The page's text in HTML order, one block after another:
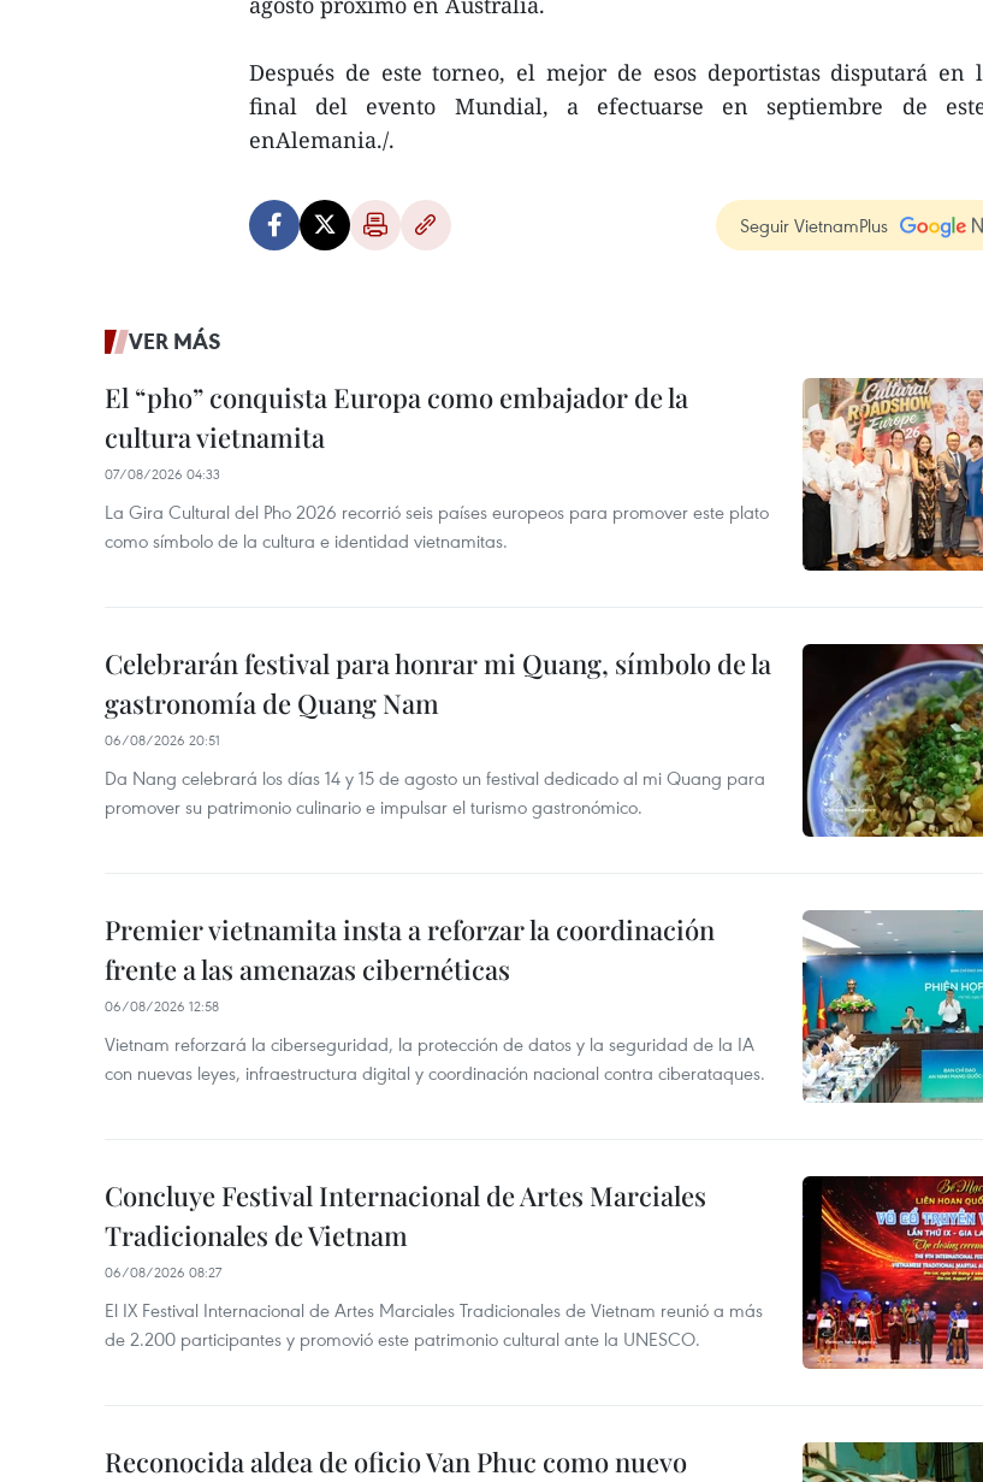
Después de este torneo, el mejor de esos deportistas disputará en
final del evento Mundial, a efectuarse en septiembre de
enAlemania./.
Seguir VietnamPlus
VER MÁS
El “pho” conquista Europa como embajador de la
cultura vietnamita
07/08/2026 04:33
La Gira Cultural del Pho 2026 recorrió seis países europeos para promover este plato
como símbolo de la cultura e identidad vietnamitas.
Celebrarán festival para honrar mi Quang, símbolo de la
gastronomía de Quang Nam
06/08/2026 20:51
Da Nang celebrará los días 14 y 15 de agosto un festival dedicado al mi Quang para
promover su patrimonio culinario e impulsar el turismo gastronómico.
Premier vietnamita insta a reforzar la coordinación
frente a las amenazas cibernéticas
06/08/2026 12:58
Vietnam reforzará la ciberseguridad, la protección de datos y la seguridad de la IA
con nuevas leyes, infraestructura digital y coordinación nacional contra ciberataques.
Concluye Festival Internacional de Artes Marciales
Tradicionales de Vietnam
06/08/2026 08:27
El IX Festival Internacional de Artes Marciales Tradicionales de Vietnam reunió a más
de 2.200 participantes y promovió este patrimonio cultural ante la UNESCO.
Reconocida aldea de oficio Van Phuc como nuevo